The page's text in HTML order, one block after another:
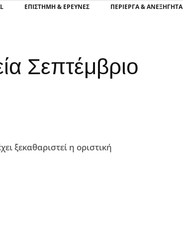
ΕΠΙΣΤΉΜΗ & ΈΡΕΥΝΕΣ ΠΕΡΊΕΡΓΑ & ΑΝΕΞΉΓΗΤΑ
Σεπτέμβριο
ξεκαθαριστεί η οριστική